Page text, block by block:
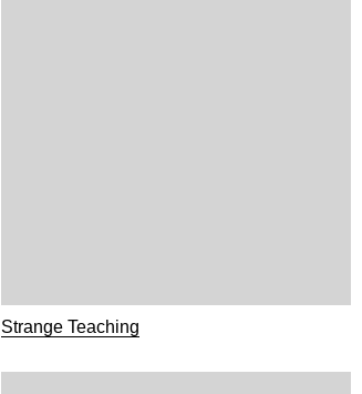
Strange Teaching